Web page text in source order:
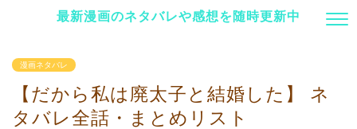
最新漫画のネタバレや感想を随時更新中
漫画ネタバレ
【だから私は廃太子と結婚した】 ネ
タバレ全話・まとめリスト